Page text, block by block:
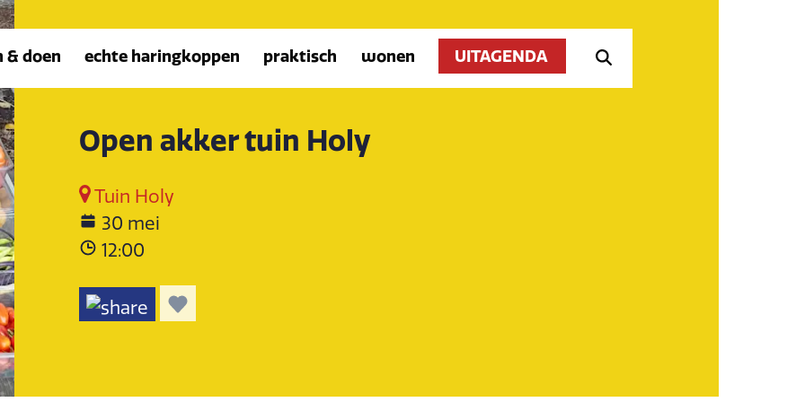
& doen echte haringkoppen praktisch wonen UITAGENDA
Open akker tuin Holy
Tuin Holy
30 mei
12:00